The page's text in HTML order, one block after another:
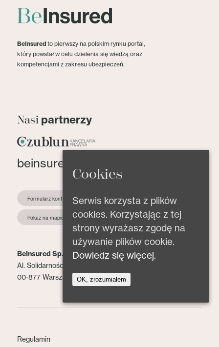
BeInsured to pierwszy na polskim rynku portal,
który powstał w celu dzielenia się wiedzą oraz
kompetencjami z zakresu ubezpieczeń.
Nasi partnerzy
beinsured@beinsured.pl
Formularz kontaktowy
Pokaż na mapie
BeInsured Sp. z o.o.
Al. Solidarności 153 lok. 2
00-877 Warszawa
Regulamin
Cookies
Serwis korzysta z plików
cookies. Korzystając z tej
strony wyrażasz zgodę na
używanie plików cookie.
Dowiedz się więcej.
OK, zrozumiałem